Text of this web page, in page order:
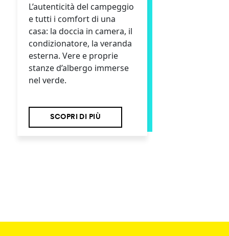
L’autenticità del campeggio
e tutti i comfort di una
casa: la doccia in camera, il
condizionatore, la veranda
esterna. Vere e proprie
stanze d’albergo immerse
nel verde.
SCOPRI DI PIÙ